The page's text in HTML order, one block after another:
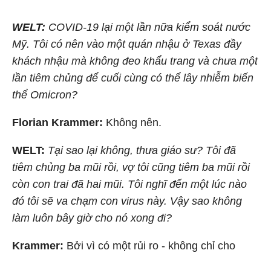
WELT: COVID-19 lại một lần nữa kiểm soát nước
Mỹ. Tôi có nên vào một quán nhậu ở Texas đầy
khách nhậu mà không đeo khẩu trang và chưa một
lần tiêm chủng để cuối cùng có thể lây nhiễm biến
thể Omicron?
Florian Krammer: Không nên.
WELT: Tại sao lại không, thưa giáo sư? Tôi đã
tiêm chủng ba mũi rồi, vợ tôi cũng tiêm ba mũi rồi
còn con trai đã hai mũi. Tôi nghĩ đến một lúc nào
đó tôi sẽ va chạm con virus này. Vậy sao không
làm luôn bây giờ cho nó xong đi?
Krammer: Bởi vì có một rủi ro - không chỉ cho